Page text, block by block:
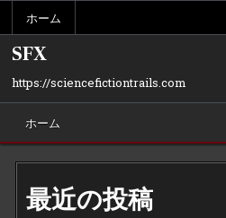
content
ホーム
SFX
https://sciencefictiontrails.com
ホーム
最近の投稿